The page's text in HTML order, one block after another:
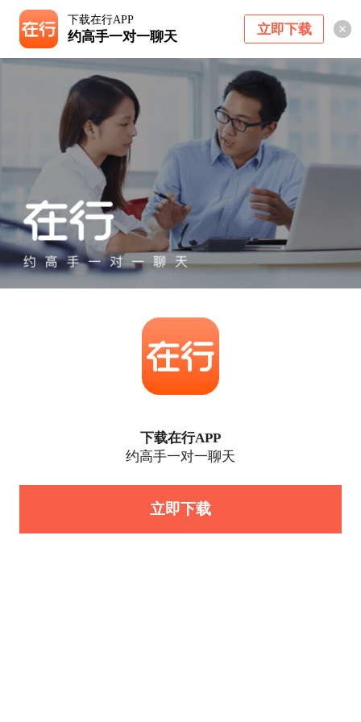
下载在行APP
约高手一对一聊天 立即下载
下载在行APP
约高手一对一聊天
立即下载